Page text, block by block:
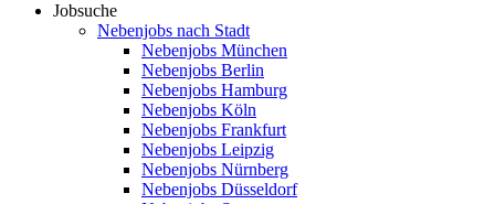
Jobsuche
Nebenjobs nach Stadt
Nebenjobs München
Nebenjobs Berlin
Nebenjobs Hamburg
Nebenjobs Köln
Nebenjobs Frankfurt
Nebenjobs Leipzig
Nebenjobs Nürnberg
Nebenjobs Düsseldorf